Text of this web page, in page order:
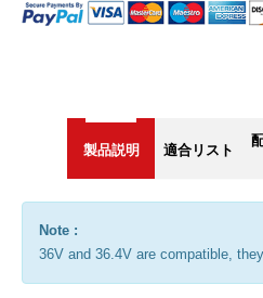
製品説明 適合リスト
Note :
36V and 36.4V are compatible,